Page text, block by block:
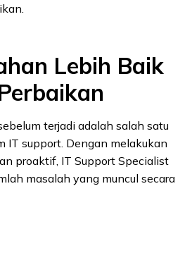
Lebih Baik
terjadi adalah salah satu
IT support. Dengan melakukan
proaktif, IT Support Specialist
masalah yang muncul secara